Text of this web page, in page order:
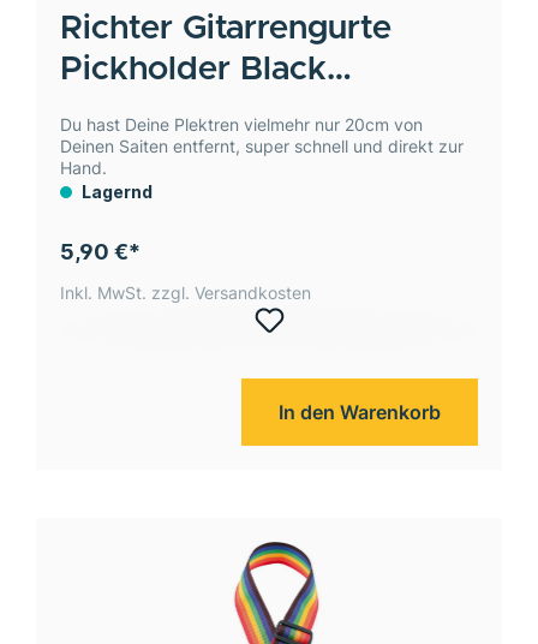
Richter Gitarrengurte
Pickholder Black
Pickhalter für Gurt
Du hast Deine Plektren vielmehr nur 20cm von
Deinen Saiten entfernt, super schnell und direkt zur
Hand.
Lagernd
5,90 €*
Inkl. MwSt. zzgl. Versandkosten
In den Warenkorb